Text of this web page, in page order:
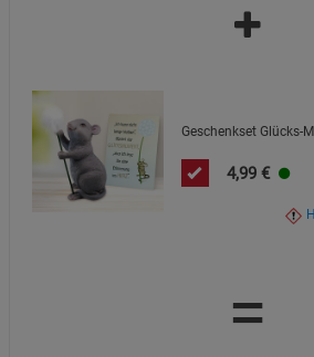
Geschenkset Glücks-
4,99 €
=
Beschreibung Marketing Cookies